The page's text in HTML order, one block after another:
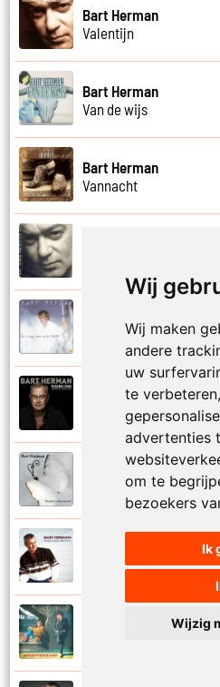
Wij
Wij maken
andere
uw
te
advertenties
om te
bezoekers
Ik
Wijzig
Bart Herman
Valentijn
Bart Herman
Van de wijs
Bart Herman
Vannacht
Bart Herman
Vertrouwelijk
Bart Herman
Victoria
Bart Herman
Vlinder in de sneeuw
Vlinders passie stille